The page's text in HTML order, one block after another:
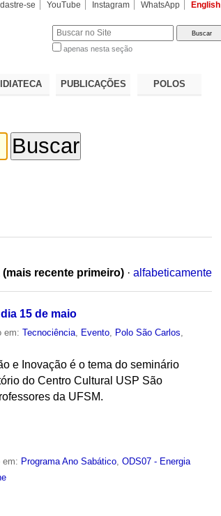
se YouTube Instagram WhatsApp English
apenas nesta seção
PUBLICAÇÕES POLOS
(mais recente primeiro) · alfabeticamente
15 de maio
em:Tecnociência Evento Polo São Carlos
e Inovação é o tema do seminário
do Centro Cultural USP São
da UFSM.
Programa Ano Sabático ,ODS07 - Energia